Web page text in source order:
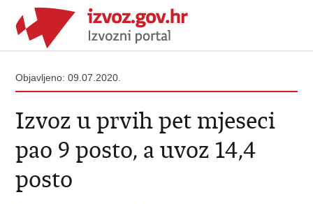
Objavljeno: 09.07.2020.
Izvoz u prvih pet mjeseci
pao 9 posto, a uvoz 14,4
posto